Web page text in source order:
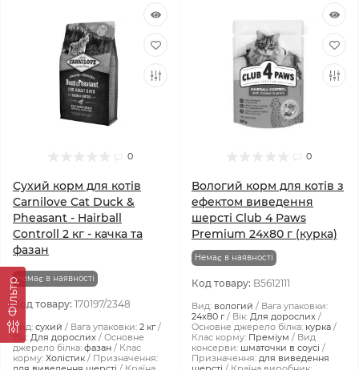
Фiльтр
0
Сухий корм для котів
Carnilove Cat Duck &
Pheasant - Hairball
Controll 2 кг - качка та
фазан
Немає в наявності
Код товару: 170197/2348
Вид: сухий Вага упаковки: 2 кг
Вік: Для дорослих
Основне
джерело білка: фазан
Клас
корму: Холістик
Призначення:
0
Вологий корм для котів з
ефектом виведення
шерсті Club 4 Paws
Premium 24x80 г (курка)
Немає в наявності
Код товару: B5612111
Вид: вологий
Вага упаковки:
24x80 г
Вік: Для дорослих
Основне джерело білка: курка
Клас корму: Преміум
Вид
консерви: шматочки в соусі
Призначення: для виведення